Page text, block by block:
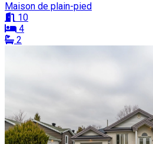
Maison de plain-pied
10
4
2